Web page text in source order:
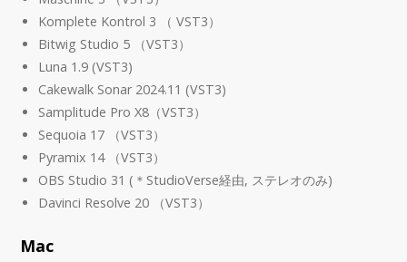
Komplete Kontrol 3 （ VST3）
Bitwig Studio 5 （VST3）
Luna 1.9 (VST3)
Cakewalk Sonar 2024.11 (VST3)
Samplitude Pro X8（VST3）
Sequoia 17 （VST3）
Pyramix 14 （VST3）
OBS Studio 31 (＊StudioVerse経由, ステレオのみ)
Davinci Resolve 20 （VST3）
Mac